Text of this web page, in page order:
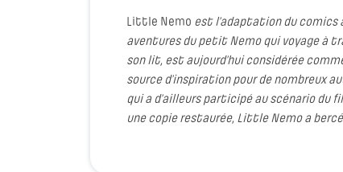
Little Nemo est l’adaptation du comics
aventures du petit Nemo qui voyage à
son lit, est aujourd’hui considérée
source d’inspiration pour de nombreux
qui a d’ailleurs participé au scénario du
une copie restaurée, Little Nemo a